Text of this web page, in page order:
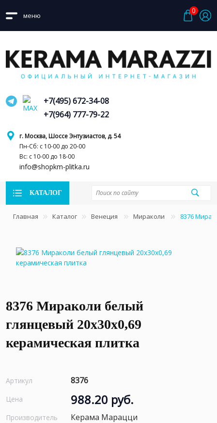
меню
0
г. Москва, Шоссе Энтузиастов, д. 54
Пн-Сб: с 10-00 до 20-00
Вс: с 10-00 до 18-00
info@shopkm-plitka.ru
+7(495) 672-34-08
+7(964) 777-79-22
КАТАЛОГ
Главная Каталог Венеция Мираколи 8376
8376 Мираколи белый
глянцевый 20x30x0,69
керамическая плитка
Артикул 8376
Цена 988.20 руб.
Производитель Керама Марацци